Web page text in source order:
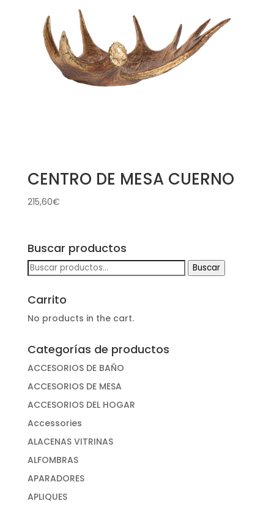
CENTRO DE MESA CUERNO
215,60€
Buscar productos
Buscar
Buscar
Carrito
No products in the cart.
Categorías de productos
ACCESORIOS DE BAÑO
ACCESORIOS DE MESA
ACCESORIOS DEL HOGAR
Accessories
ALACENAS VITRINAS
ALFOMBRAS
APARADORES
APLIQUES